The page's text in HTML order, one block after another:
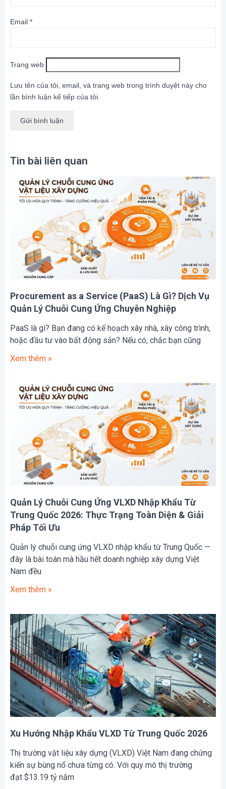
Email *
Trang web
Lưu tên của tôi, email, và trang web trong trình duyệt này cho
lần bình luận kế tiếp của tôi.
Tin bài liên quan
Procurement as a Service (PaaS) Là Gì? Dịch Vụ
Quản Lý Chuỗi Cung Ứng Chuyên Nghiệp
PaaS là gì? Bạn đang có kế hoạch xây nhà, xây công trình,
hoặc đầu tư vào bất động sản? Nếu có, chắc bạn cũng
Xem thêm »
Quản Lý Chuỗi Cung Ứng VLXD Nhập Khẩu Từ
Trung Quốc 2026: Thực Trạng Toàn Diện & Giải
Pháp Tối Ưu
Quản lý chuỗi cung ứng VLXD nhập khẩu từ Trung Quốc —
đây là bài toán mà hầu hết doanh nghiệp xây dựng Việt
Nam đều
Xem thêm »
Xu Hướng Nhập Khẩu VLXD Từ Trung Quốc 2026
Thị trường vật liệu xây dựng (VLXD) Việt Nam đang chứng
kiến sự bùng nổ chưa từng có. Với quy mô thị trường
đạt $13.19 tỷ năm